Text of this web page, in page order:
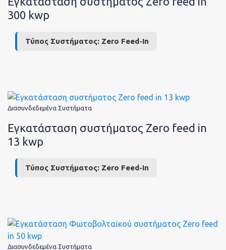
300 kwp
Τύπος Συστήματος: Zero Feed-In
Διασυνδεδεμένα Συστήματα
Εγκατάσταση συστήματος Zero feed in
13 kwp
Τύπος Συστήματος: Zero Feed-In
Διασυνδεδεμένα Συστήματα